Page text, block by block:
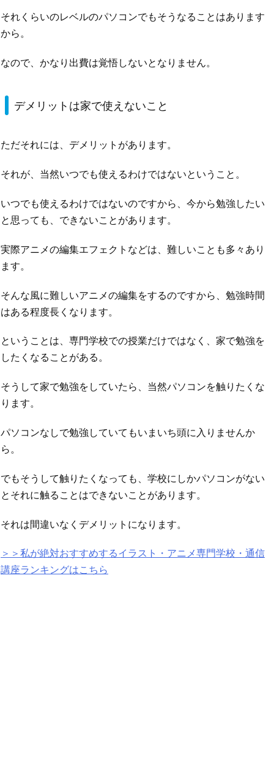
それくらいのレベルのパソコンでもそうなることはあります
から。
なので、かなり出費は覚悟しないとなりません。
デメリットは家で使えないこと
ただそれには、デメリットがあります。
それが、当然いつでも使えるわけではないということ。
いつでも使えるわけではないのですから、今から勉強したい
と思っても、できないことがあります。
実際アニメの編集エフェクトなどは、難しいことも多々あり
ます。
そんな風に難しいアニメの編集をするのですから、勉強時間
はある程度長くなります。
ということは、専門学校での授業だけではなく、家で勉強を
したくなることがある。
そうして家で勉強をしていたら、当然パソコンを触りたくな
ります。
パソコンなしで勉強していてもいまいち頭に入りませんか
ら。
でもそうして触りたくなっても、学校にしかパソコンがない
とそれに触ることはできないことがあります。
それは間違いなくデメリットになります。
＞＞私が絶対おすすめするイラスト・アニメ専門学校・通信
講座ランキングはこちら